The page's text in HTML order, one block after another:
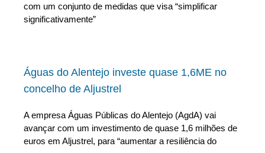
com um conjunto de medidas que visa “simplificar
significativamente”
Águas do Alentejo investe quase 1,6ME no
concelho de Aljustrel
A empresa Águas Públicas do Alentejo (AgdA) vai
avançar com um investimento de quase 1,6 milhões de
euros em Aljustrel, para “aumentar a resiliência do